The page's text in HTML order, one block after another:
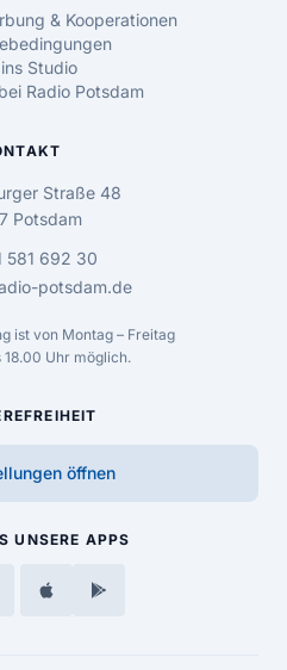
& Kooperationen
Studio
Radio Potsdam
Straße 48
Potsdam
581 692 30
potsdam.de
ist von Montag – Freitag
Uhr möglich.
öffnen
UNSERE APPS